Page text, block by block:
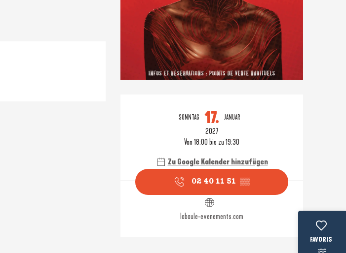
Voir les
Öffnungszeiten &
SONNTAG 17. JANUAR
2027
Von 18:00 bis zu 19:30
Zu Google Kalender hinzufügen
02 40 11 51 ▒▒
labaule-evenements.com